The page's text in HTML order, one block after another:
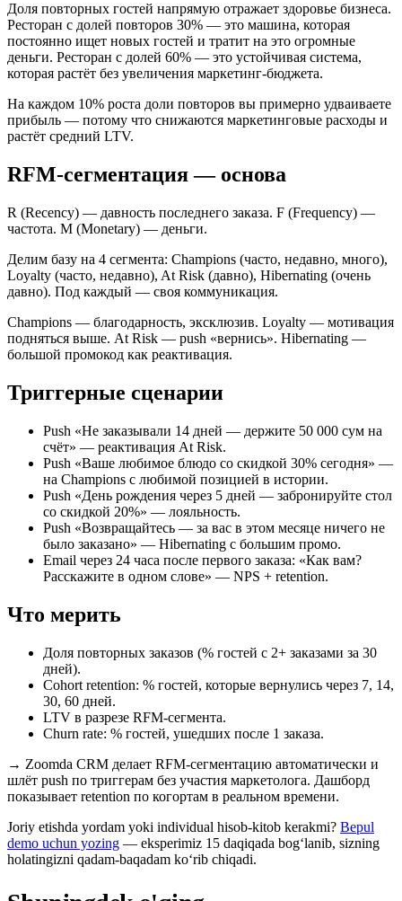
Доля повторных гостей напрямую отражает здоровье бизнеса.
Ресторан с долей повторов 30% — это машина, которая
постоянно ищет новых гостей и тратит на это огромные
деньги. Ресторан с долей 60% — это устойчивая система,
которая растёт без увеличения маркетинг-бюджета.
На каждом 10% роста доли повторов вы примерно удваиваете
прибыль — потому что снижаются маркетинговые расходы и
растёт средний LTV.
RFM-сегментация — основа
R (Recency) — давность последнего заказа. F (Frequency) —
частота. M (Monetary) — деньги.
Делим базу на 4 сегмента: Champions (часто, недавно, много),
Loyalty (часто, недавно), At Risk (давно), Hibernating (очень
давно). Под каждый — своя коммуникация.
Champions — благодарность, эксклюзив. Loyalty — мотивация
подняться выше. At Risk — push «вернись». Hibernating —
большой промокод как реактивация.
Триггерные сценарии
Push «Не заказывали 14 дней — держите 50 000 сум на
счёт» — реактивация At Risk.
Push «Ваше любимое блюдо со скидкой 30% сегодня» —
на Champions с любимой позицией в истории.
Push «День рождения через 5 дней — забронируйте стол
со скидкой 20%» — лояльность.
Push «Возвращайтесь — за вас в этом месяце ничего не
было заказано» — Hibernating с большим промо.
Email через 24 часа после первого заказа: «Как вам?
Расскажите в одном слове» — NPS + retention.
Что мерить
Доля повторных заказов (% гостей с 2+ заказами за 30
дней).
Cohort retention: % гостей, которые вернулись через 7, 14,
30, 60 дней.
LTV в разрезе RFM-сегмента.
Churn rate: % гостей, ушедших после 1 заказа.
→ Zoomda CRM делает RFM-сегментацию автоматически и
шлёт push по триггерам без участия маркетолога. Дашборд
показывает retention по когортам в реальном времени.
Joriy etishda yordam yoki individual hisob-kitob kerakmi? Bepul
demo uchun yozing — eksperimiz 15 daqiqada bog‘lanib, sizning
holatingizni qadam-baqadam ko‘rib chiqadi.